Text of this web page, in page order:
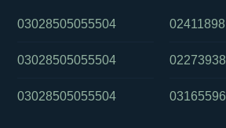
03028505055504
03028505055504
03028505055504